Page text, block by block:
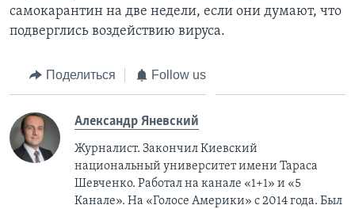
самокарантин на две недели, если они думают, что
подверглись воздействию вируса.
Поделиться Follow us
Александр Яневский
Журналист. Закончил Киевский
национальный университет имени Тараса
Шевченко. Работал на канале «1+1» и «5
Канале». На «Голосе Америки» с 2014 года. Был